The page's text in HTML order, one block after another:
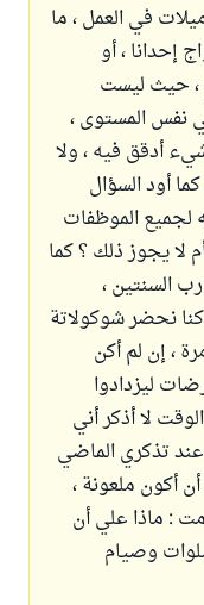
في العمل ، ما
إحدانا ، أو
، حيث ليست
نفس المستوى ،
أدقق فيه ، ولا
أود السؤال
لجميع الموظفات
لا يجوز ذلك ؟ كما
السنتين ،
نحضر شوكولاتة
، إن لم أكن
ليزدادوا
لا أذكر أني
عند تذكري الماضي
أن أكون ملعونة ،
: ماذا علي أن
وصيام